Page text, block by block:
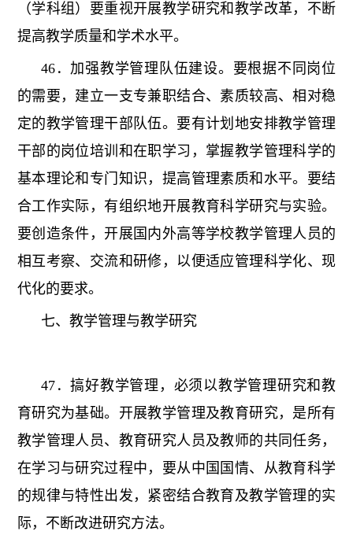
（学科组）要重视开展教学研究和教学改革，不断
提高教学质量和学术水平。
46．加强教学管理队伍建设。要根据不同岗位
的需要，建立一支专兼职结合、素质较高、相对稳
定的教学管理干部队伍。要有计划地安排教学管理
干部的岗位培训和在职学习，掌握教学管理科学的
基本理论和专门知识，提高管理素质和水平。要结
合工作实际，有组织地开展教育科学研究与实验。
要创造条件，开展国内外高等学校教学管理人员的
相互考察、交流和研修，以便适应管理科学化、现
代化的要求。
七、教学管理与教学研究
47．搞好教学管理，必须以教学管理研究和教
育研究为基础。开展教学管理及教育研究，是所有
教学管理人员、教育研究人员及教师的共同任务，
在学习与研究过程中，要从中国国情、从教育科学
的规律与特性出发，紧密结合教育及教学管理的实
际，不断改进研究方法。